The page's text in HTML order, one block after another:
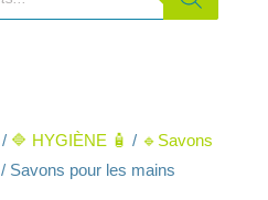
/ 🔷 HYGIÈNE 🧴 / 🔹Savons
/ Savons pour les mains